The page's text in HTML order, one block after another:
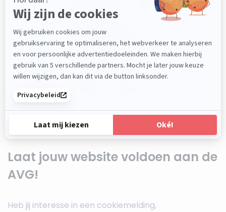
Laat jouw website voldoen aan de
AVG!
Heb jij interesse in een cookiemelding,